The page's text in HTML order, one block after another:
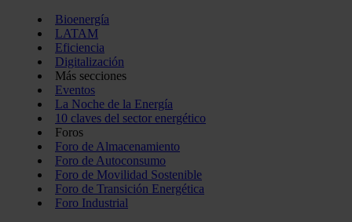
Bioenergía
LATAM
Eficiencia
Digitalización
Más secciones
Eventos
La Noche de la Energía
10 claves del sector energético
Foros
Foro de Almacenamiento
Foro de Autoconsumo
Foro de Movilidad Sostenible
Foro de Transición Energética
Foro Industrial